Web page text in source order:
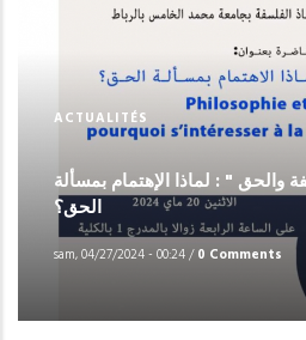
ACTUALITÉS
والحق " : لماذا الإهتمام بمسألة
الحق؟
sam, 04/27/2024 - 00:24/0 Comments